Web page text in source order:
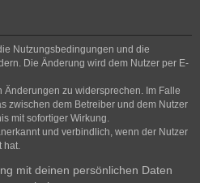
Nutzungsbedingungen und die
Die Änderung wird dem Nutzer per E-
Änderungen zu widersprechen. Im Falle
zwischen dem Betreiber und dem Nutzer
mit sofortiger Wirkung.
und verbindlich, wenn der Nutzer
hat.
mit deinen persönlichen Daten